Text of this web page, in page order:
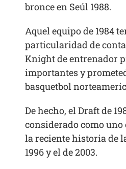
bronce en Seúl 1988.
Aquel equipo de 1984
particularidad de
Knight de entrenador
importantes y
basquetbol
De hecho, el Draft de
considerado como uno
la reciente historia de
1996 y el de 2003.